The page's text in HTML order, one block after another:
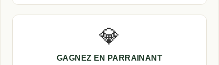
💎
GAGNEZ EN PARRAINANT